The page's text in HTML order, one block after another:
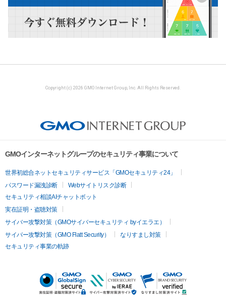
Copyright (c) 2026 GMO Internet Group, Inc. All Rights Reserved.
GMOインターネットグループのセキュリティ事業について
世界初総合ネットセキュリティサービス「GMOセキュリティ24」
パスワード漏洩診断
Webサイトリスク診断
セキュリティ相談AIチャットボット
実在証明・盗聴対策
サイバー攻撃対策（GMOサイバーセキュリティ byイエラエ）
サイバー攻撃対策（GMO Flatt Security）
なりすまし対策
セキュリティ事業の軌跡